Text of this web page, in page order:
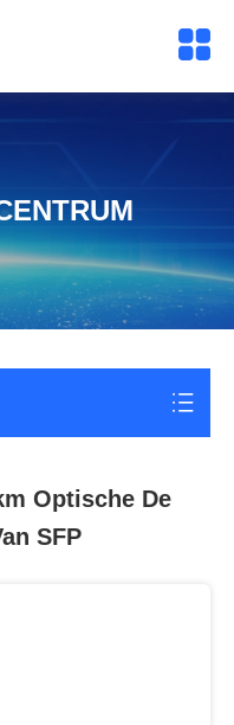
Optische De
SFP